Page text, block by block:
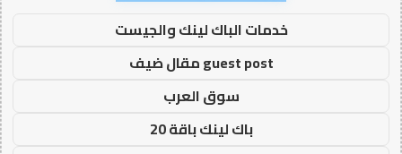
خدمات الباك لينك والجيست
guest post مقال ضيف
سوق العرب
باك لينك باقة 20